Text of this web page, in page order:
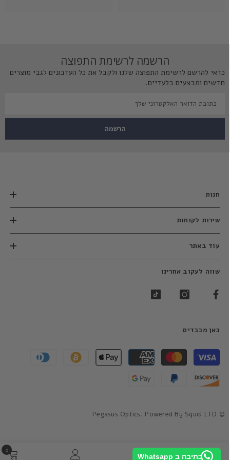
הרשמה לרשימת התפוצה
כדאי להרשם לרשימת התפוצה שלנו ולקבל את כל העדכונים לגבי מוצרים
חדשים ומבצעים בלעדיים.
הרשמה
חנות
שירות לקוחות
עוד באתר
שווה לעקוב אחרינו
כאן מכבדים
שיטות
תשלום
© Pegasus Optics. Powered By Squid LTD
0 0
כתיבה ב Whatsapp